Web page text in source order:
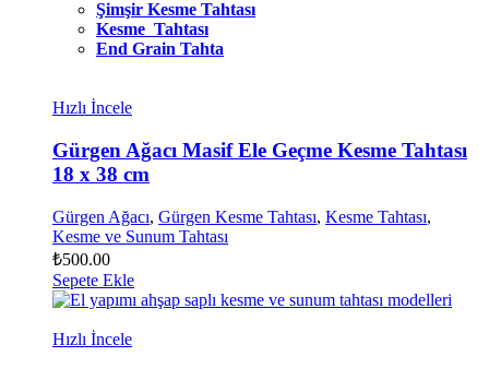
Şimşir Kesme Tahtası
Kesme Tahtası
End Grain Tahta
Hızlı İncele
Gürgen Ağacı Masif Ele Geçme Kesme Tahtası
18 x 38 cm
Gürgen Ağacı, Gürgen Kesme Tahtası, Kesme Tahtası,
Kesme ve Sunum Tahtası
₺500.00
Sepete Ekle
Hızlı İncele